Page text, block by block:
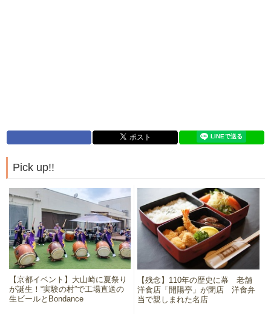
Pick up!!
【京都イベント】大山崎に夏祭り
が誕生！“実験の村”で工場直送の
生ビールとBondance
【残念】110年の歴史に幕 老舗
洋食店「開陽亭」が閉店 洋食弁
当で親しまれた名店